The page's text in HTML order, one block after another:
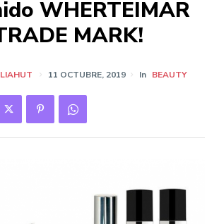
WHERTEIMAR
MARK!
11 OCTUBRE, 2019 In BEAUTY